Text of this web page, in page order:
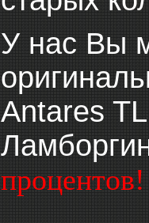
У нас Вы
Antares
процентов!